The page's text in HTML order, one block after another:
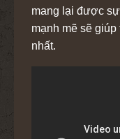
mang lại được
mạnh mẽ sẽ
nhất.